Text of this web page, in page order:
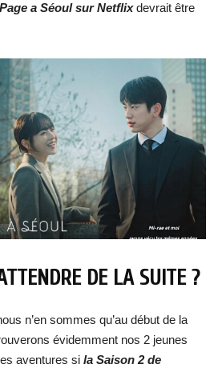
a Séoul sur Netflixdevrait être
DE LA SUITE ?
n’en sommes qu’au début de la
évidemment nos 2 jeunes
aventures si la Saison 2 de